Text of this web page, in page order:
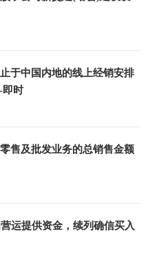
于中国内地的线上经销安排
即时
售及批发业务的总销售金额
运提供资金，续列确信买入